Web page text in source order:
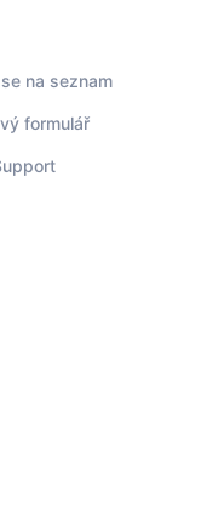
na seznam
formulář